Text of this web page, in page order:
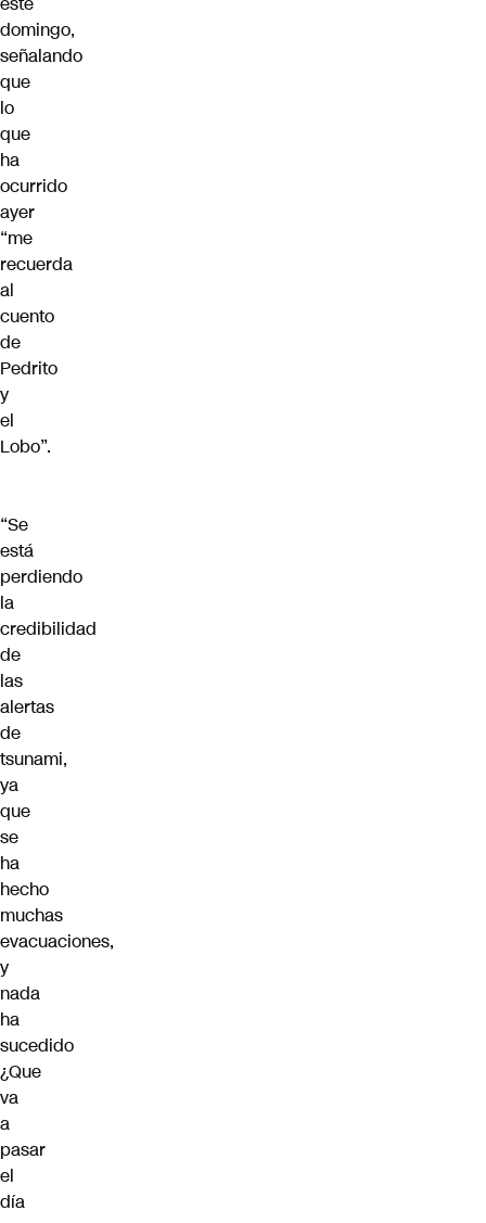
domingo,
señalando
que
lo
que
ha
ocurrido
ayer
“me
recuerda
al
cuento
de
Pedrito
y
el
Lobo”.
“Se
está
perdiendo
la
credibilidad
de
las
alertas
de
tsunami,
ya
que
se
ha
hecho
muchas
evacuaciones,
y
nada
ha
sucedido
¿Que
va
a
pasar
el
día